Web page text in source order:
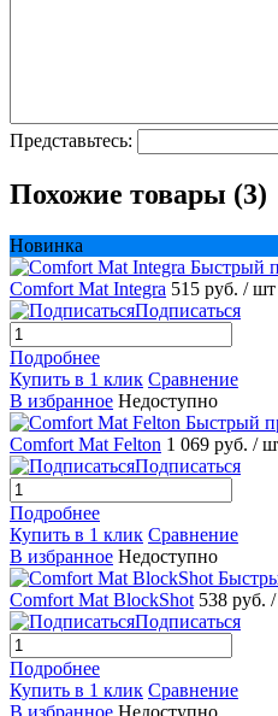
Представьтесь:
Похожие товары (3)
Новинка
Быстрый
Comfort Mat Integra 515 руб. / шт
Подписаться
Подробнее
Купить в 1 клик Сравнение
В избранное Недоступно
Быстрый
Comfort Mat Felton 1 069 руб. /
Подписаться
Подробнее
Купить в 1 клик Сравнение
В избранное Недоступно
Comfort Mat BlockShot 538 руб.
Подписаться
Подробнее
Купить в 1 клик Сравнение
В избранное Недоступно